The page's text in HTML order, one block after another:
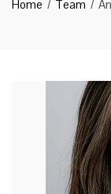
Home Team